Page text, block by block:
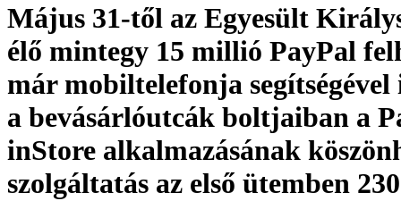
Május 31-től az Egyesült
élő mintegy 15 millió PayPal
már mobiltelefonja segítségével
a bevásárlóutcák boltjaiban a
inStore alkalmazásának
szolgáltatás az első ütemben 230